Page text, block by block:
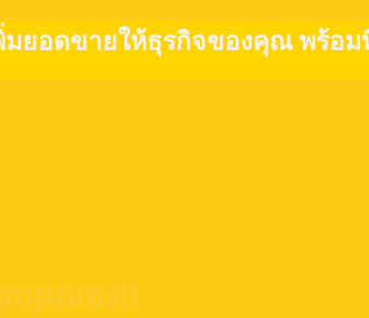
มยอดขายให้ธุรกิจของคุณ พร้อ
มุมมอง!!